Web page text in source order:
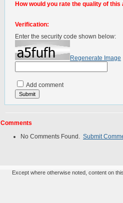
How would you rate the quality of this
Verification:
Enter the security code shown below:
Regenerate Image
Add comment
Comments
No Comments Found. Submit
Except where otherwise noted, content on